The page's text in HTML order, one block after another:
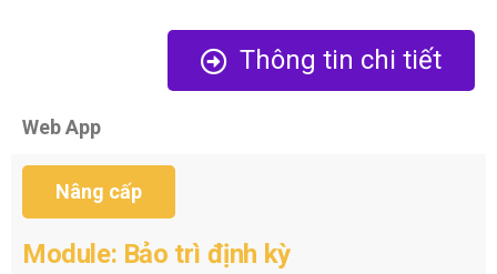
Thông tin chi tiết
Web App
Nâng cấp
Module: Bảo trì định kỳ